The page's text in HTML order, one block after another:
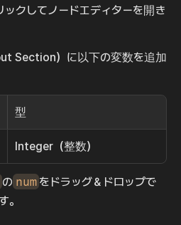
ックしてノードエディターを開き
Section）に以下の変数を追加
型
Integer（整数）
の num をドラッグ＆ドロップで
。